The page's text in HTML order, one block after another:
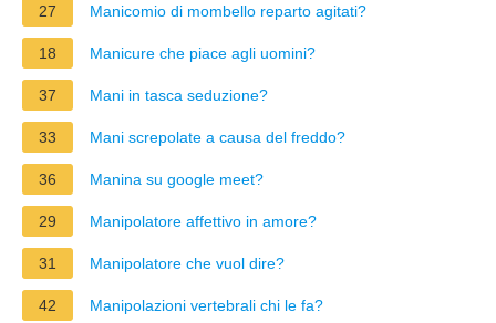
27 Manicomio di mombello reparto agitati?
18 Manicure che piace agli uomini?
37 Mani in tasca seduzione?
33 Mani screpolate a causa del freddo?
36 Manina su google meet?
29 Manipolatore affettivo in amore?
31 Manipolatore che vuol dire?
42 Manipolazioni vertebrali chi le fa?